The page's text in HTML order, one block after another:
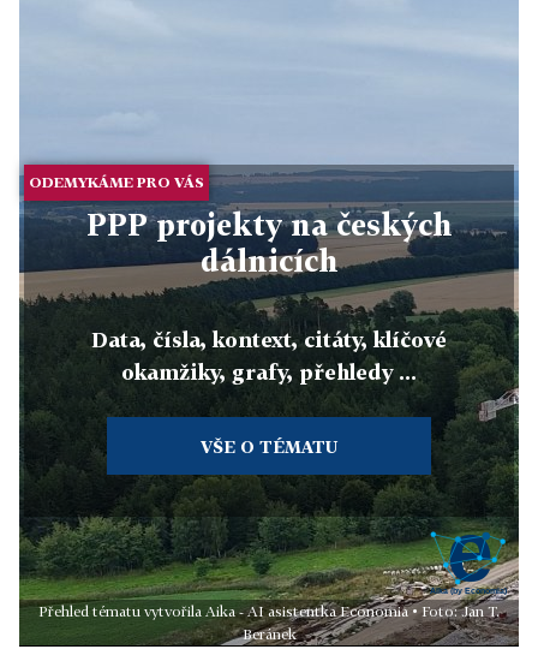
ODEMYKÁME PRO VÁS
PPP projekty na českých
dálnicích
Data, čísla, kontext, citáty, klíčové
okamžiky, grafy, přehledy ...
VŠE O TÉMATU
Přehled tématu vytvořila Aika - AI asistentka Economia • Foto: Jan T.
Beránek